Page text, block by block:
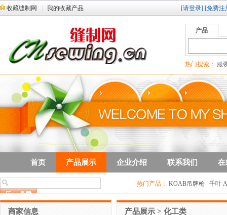
收藏缝制网 我的收藏产品 [请登录] [免费注
产品
热门搜索： 服
首页 产品展示 企业介绍 联系我们 在
热门产品： KOAB吊牌枪 千叶
商家信息 产品展示 > 化工类